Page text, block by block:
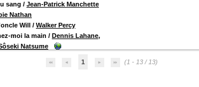
sang / Jean-Patrick Manchette
Nathan
Will / Walker Percy
moi la main / Dennis Lahane,
Natsume
1 (1 - 13 / 13)